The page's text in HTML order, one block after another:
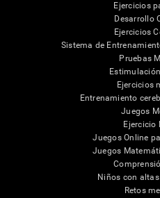
Ejercicios
Desarrollo
Ejercicios
Sistema de
Pruebas
Ejercicios
Entrenamiento
Juegos
Ejercicio
Juegos Online
Juegos
Niños con
Retos